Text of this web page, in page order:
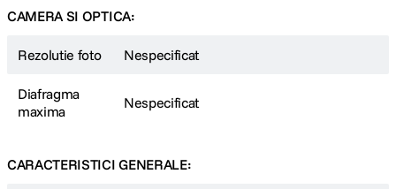
CAMERA SI OPTICA:
Rezolutie foto Nespecificat
Diafragma
maxima
Nespecificat
CARACTERISTICI GENERALE: